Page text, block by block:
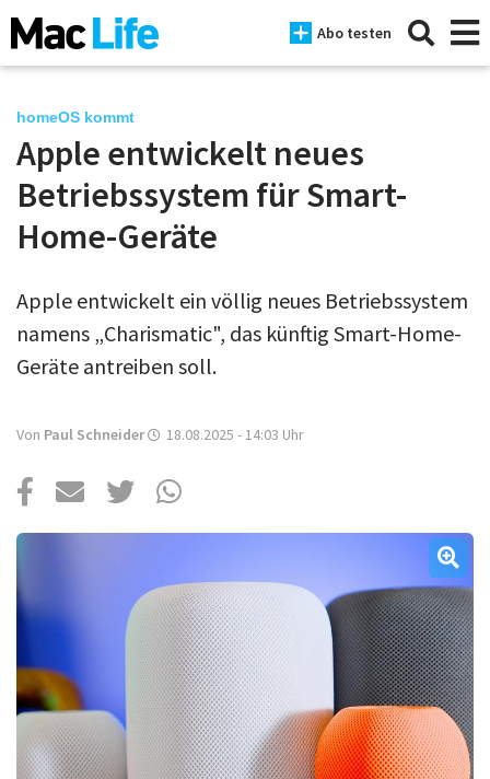
Abo testen
News
iPhone
iPad
Tests
Magazine
Über uns
Podcast
Anmelden
homeOS kommt
Apple entwickelt neues
Betriebssystem für Smart-
Home-Geräte
Apple entwickelt ein völlig neues Betriebssystem
namens „Charismatic", das künftig Smart-Home-
Geräte antreiben soll.
Von Paul Schneider 18.08.2025 - 14:03 Uhr